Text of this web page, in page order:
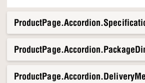
Din sommarfavorit:
En riktig bästsäljare -
populär år
vi)
Moduler för alla kvadratmeter:Alt.
däremellan
Den där loungekänslan -du sätter
stannar kvar